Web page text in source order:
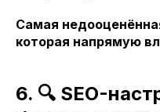
Самая
которая напрямую
6. 🔍 SEO-